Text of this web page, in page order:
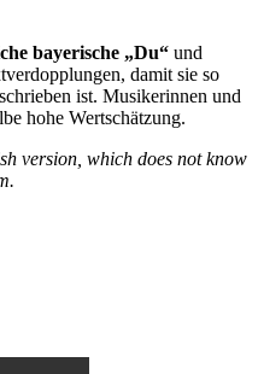
bayerische „Du“ und
damit sie so
ist. Musikerinnen und
hohe Wertschätzung.
version, which does not know